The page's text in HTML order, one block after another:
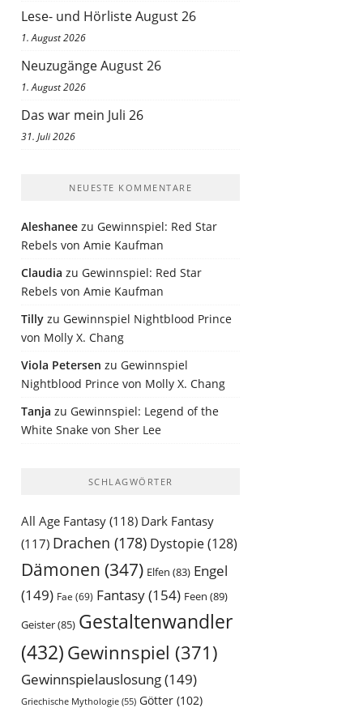
Lese- und Hörliste August 26
1. August 2026
Neuzugänge August 26
1. August 2026
Das war mein Juli 26
31. Juli 2026
NEUESTE KOMMENTARE
Aleshanee zu Gewinnspiel: Red Star
Rebels von Amie Kaufman
Claudia zu Gewinnspiel: Red Star
Rebels von Amie Kaufman
Tilly zu Gewinnspiel Nightblood Prince
von Molly X. Chang
Viola Petersen zu Gewinnspiel
Nightblood Prince von Molly X. Chang
Tanja zu Gewinnspiel: Legend of the
White Snake von Sher Lee
SCHLAGWÖRTER
All Age Fantasy (118) Dark Fantasy
(117) Drachen (178) Dystopie(128)
Dämonen (347) Elfen (83) Engel
(149) Fae (69) Fantasy(154) Feen (89)
Geister(85) Gestaltenwandler
(432) Gewinnspiel (371)
Gewinnspielauslosung(149)
Griechische Mythologie (55) Götter (102)